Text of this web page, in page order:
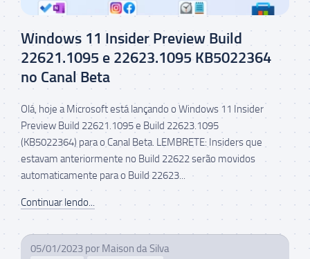
Windows 11 Insider Preview Build
22621.1095 e 22623.1095 KB5022364
no Canal Beta
Olá, hoje a Microsoft está lançando o Windows 11 Insider
Preview Build 22621.1095 e Build 22623.1095
(KB5022364) para o Canal Beta. LEMBRETE: Insiders que
estavam anteriormente no Build 22622 serão movidos
automaticamente para o Build 22623...
Continuar lendo...
05/01/2023 por Maison da Silva